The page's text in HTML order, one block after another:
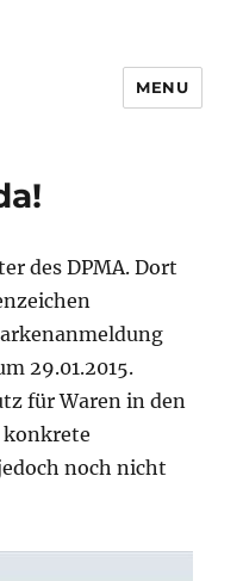
MENU
des DPMA. Dort
29.01.2015.
für Waren in den
konkrete
noch nicht